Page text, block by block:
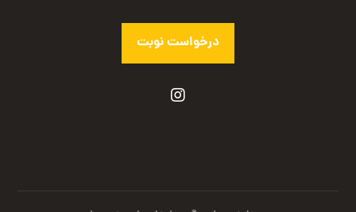
درخواست نوبت